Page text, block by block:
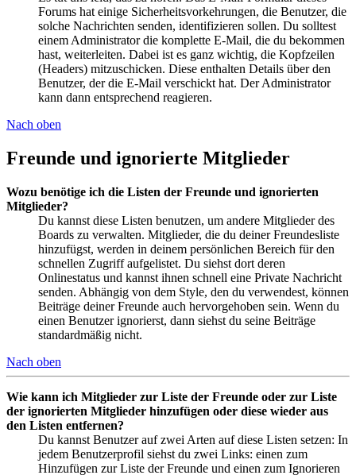
Forums hat einige Sicherheitsvorkehrungen, die Benutzer, die
solche Nachrichten senden, identifizieren sollen. Du solltest
einem Administrator die komplette E-Mail, die du bekommen
hast, weiterleiten. Dabei ist es ganz wichtig, die Kopfzeilen
(Headers) mitzuschicken. Diese enthalten Details über den
Benutzer, der die E-Mail verschickt hat. Der Administrator
kann dann entsprechend reagieren.
Nach oben
Freunde und ignorierte Mitglieder
Wozu benötige ich die Listen der Freunde und ignorierten
Mitglieder?
Du kannst diese Listen benutzen, um andere Mitglieder des
Boards zu verwalten. Mitglieder, die du deiner Freundesliste
hinzufügst, werden in deinem persönlichen Bereich für den
schnellen Zugriff aufgelistet. Du siehst dort deren
Onlinestatus und kannst ihnen schnell eine Private Nachricht
senden. Abhängig von dem Style, den du verwendest, können
Beiträge deiner Freunde auch hervorgehoben sein. Wenn du
einen Benutzer ignorierst, dann siehst du seine Beiträge
standardmäßig nicht.
Nach oben
Wie kann ich Mitglieder zur Liste der Freunde oder zur Liste
der ignorierten Mitglieder hinzufügen oder diese wieder aus
den Listen entfernen?
Du kannst Benutzer auf zwei Arten auf diese Listen setzen: In
jedem Benutzerprofil siehst du zwei Links: einen zum
Hinzufügen zur Liste der Freunde und einen zum Ignorieren